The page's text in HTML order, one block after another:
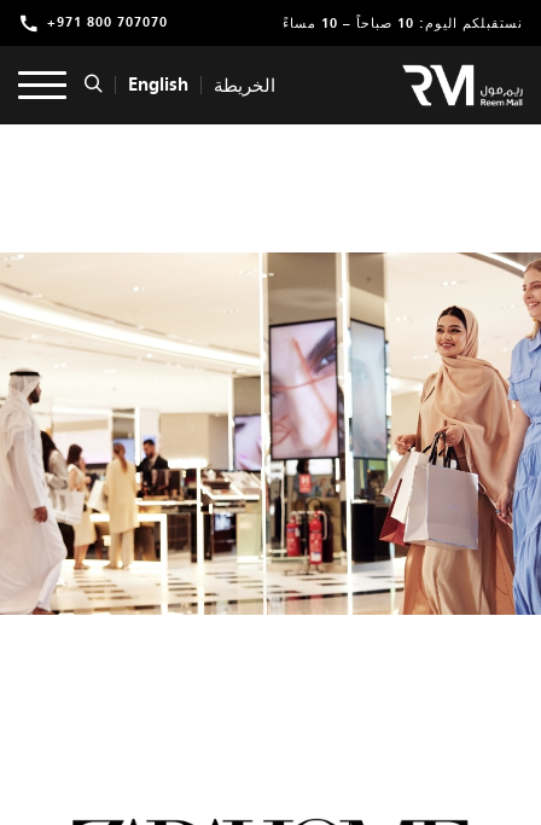
نستقبلكم اليوم: 10 صباحاً – 10 مساءً +971 800 707070 تسوق
ترفيه
خدمات
موقعنا
التأجير
الخريطة English